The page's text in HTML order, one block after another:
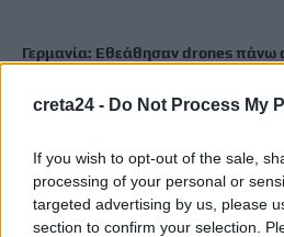
creta24 - Do Not Process My
If you wish to opt-out of the sale,
processing of your personal or
targeted advertising by us, please
section to confirm your selection.
Γερμανία: Εθεάθησαν drones πάνω
9 Αυγούστου, 2026
Μειώνονται οι μακροχρόνια
η εξάρτηση από την εποχικότητα
9 Αυγούστου, 2026